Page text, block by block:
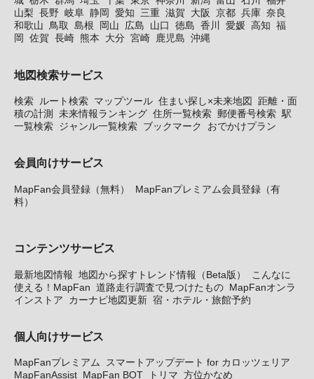
山梨 長野 岐阜 静岡 愛知 三重 滋賀 大阪 京都 兵庫 奈良
和歌山 鳥取 島根 岡山 広島 山口 徳島 香川 愛媛 高知 福
岡
佐賀 長崎 熊本 大分 宮崎 鹿児島 沖縄
地図検索サービス
検索 ルート検索 マップツール 住まい探し×未来地図
距離・面
積の計測
未来情報ランキング 住所一覧検索 郵便番号検索 駅
一覧検索 ジャンル一覧検索 ブックマーク おでかけプラン
会員向けサービス
MapFan会員登録（無料）
MapFanプレミアム会員登録（有
料）
コンテンツサービス
最新地図情報 地図から探すトレンド情報（Beta版）
こんなに
使える！MapFan 道路走行調査で見つけたもの MapFanオンラ
インストア
カーナビ地図更新 宿・ホテル・旅館予約
個人向けサービス
MapFanプレミアム
スマートアップデート for カロッツェリア
MapFanAssist MapFan BOT トリマ 方位かなめ